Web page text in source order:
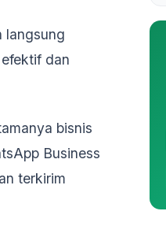
langsung
dan
bisnis
Business
terkirim